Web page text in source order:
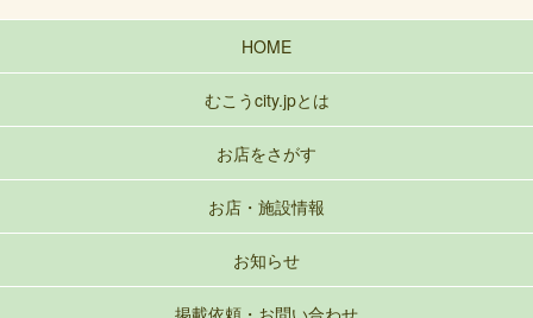
HOME
むこうcity.jpとは
お店をさがす
お店・施設情報
お知らせ
掲載依頼・お問い合わせ